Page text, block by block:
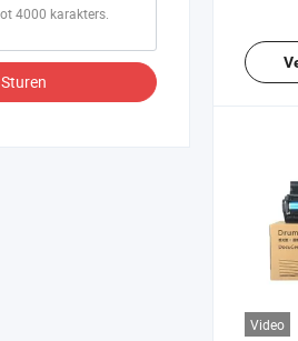
Sturen
Video